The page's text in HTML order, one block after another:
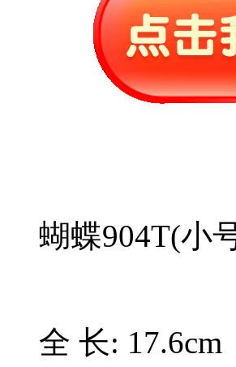
蝴蝶904T(小
全 长: 17.6cm